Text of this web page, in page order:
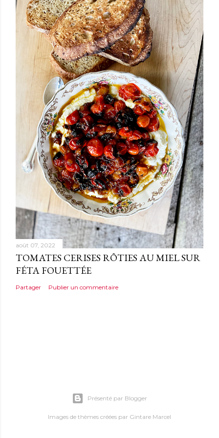
août 07, 2022
TOMATES CERISES RÔTIES AU MIEL SUR
FÉTA FOUETTÉE
Partager Publier un commentaire
Présenté par Blogger
Images de thèmes créées par Gintare Marcel